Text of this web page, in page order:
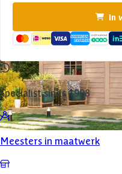
In
Specialist sinds 1998
Meesters in maatwerk